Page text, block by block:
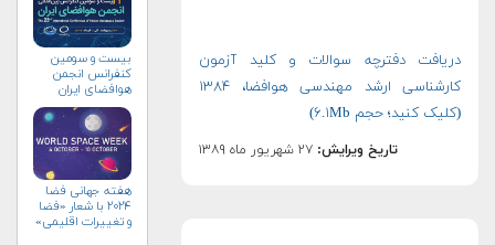
دریافت دفترچه سوالات و کلید آزمون
کارشناسی ارشد مهندسی هوافضا، ۱۳۸۴
(کلیک کنید؛ حجم ۶.۱Mb)
تاریخ ویرایش: ۲۷ شهریور ماه ۱۳۸۹
بیست و سومین
کنفرانس انجمن
هوافضای ايران
هفته جهانی فضا
۲۰۲۴ با شعار «فضا
و تغییرات اقلیمی»